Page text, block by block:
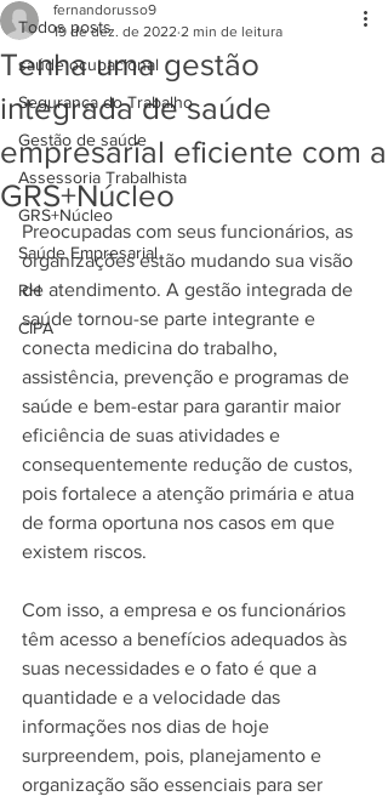
Todos posts
saúde ocupacional
Segurança do Trabalho
Gestão de saúde
Assessoria Trabalhista
GRS+Núcleo
Saúde Empresarial
RH
CIPA
Tenha uma gestão
integrada de saúde
empresarial eficiente com a
GRS+Núcleo
fernandorusso9
19 de dez. de 2022 2 min de leitura
Preocupadas com seus funcionários, as
organizações estão mudando sua visão
de atendimento. A gestão integrada de
saúde tornou-se parte integrante e
conecta medicina do trabalho,
assistência, prevenção e programas de
saúde e bem-estar para garantir maior
eficiência de suas atividades e
consequentemente redução de custos,
pois fortalece a atenção primária e atua
de forma oportuna nos casos em que
existem riscos.
Com isso, a empresa e os funcionários
têm acesso a benefícios adequados às
suas necessidades e o fato é que a
quantidade e a velocidade das
informações nos dias de hoje
surpreendem, pois, planejamento e
organização são essenciais para ser